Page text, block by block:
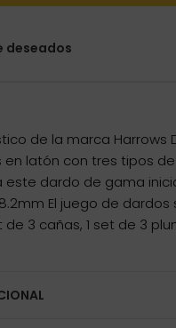
deseados
de la marca Harrows
latón con tres tipos
dardo de gama
El juego de
de 3 cañas, 1 set de 3